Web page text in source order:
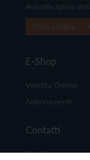
Autodisciplina
E-Shop
Vendita Online
Abbonamenti
Contatti
Chi Siamo